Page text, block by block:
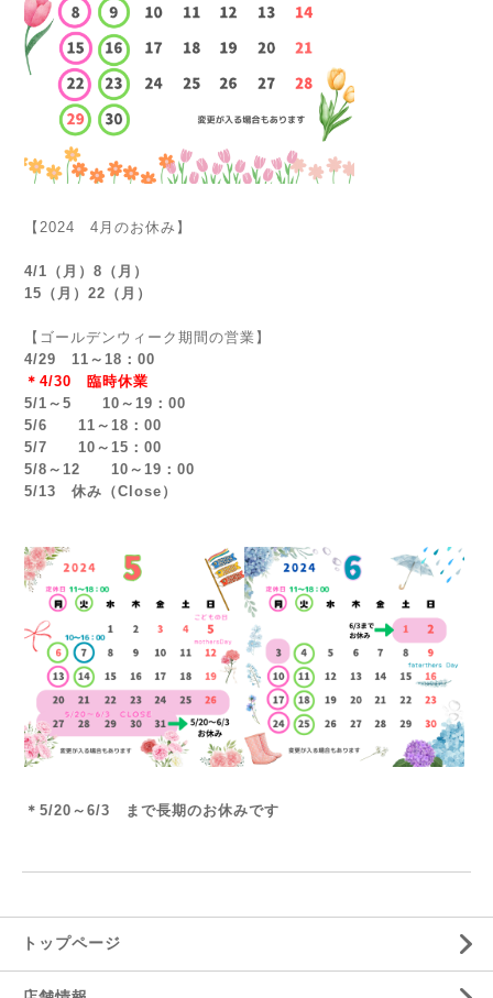
【2024 4月のお休み】
4/1（月）8（月）
15（月）22（月）
【ゴールデンウィーク期間の営業】
4/29 11～18：00
＊4/30 臨時休業
5/1～5 10～19：00
5/6 11～18：00
5/7 10～15：00
5/8～12 10～19：00
5/13 休み（Close）
＊5/20～6/3 まで長期のお休みです
トップページ